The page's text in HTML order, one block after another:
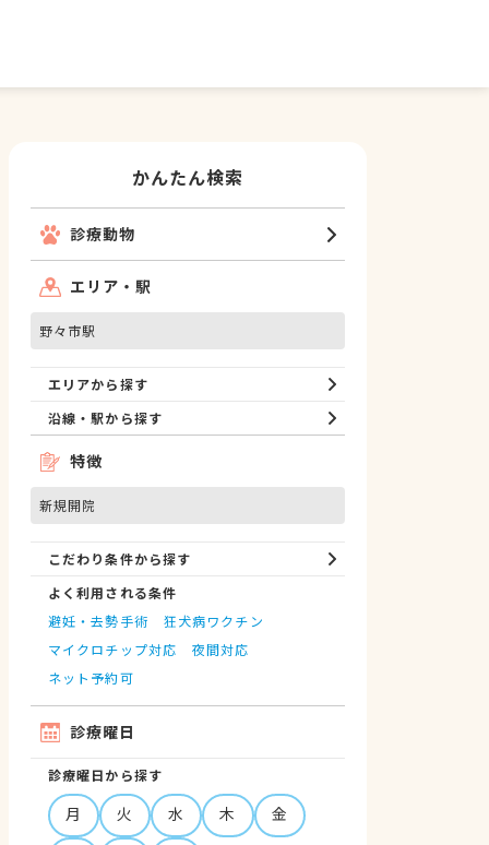
かんたん検索
診療動物
エリア・駅
野々市駅
エリアから探す
沿線・駅から探す
特徴
新規開院
こだわり条件から探す
よく利用される条件
避妊・去勢手術
狂犬病ワクチン
マイクロチップ対応
夜間対応
ネット予約可
診療曜日
診療曜日から探す
月 火 水 木
金